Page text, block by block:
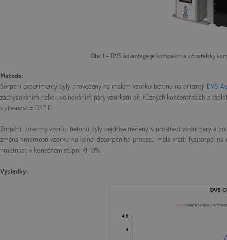
Obr. 1 – DVS Advantage je kompaktní a uživatelsky
Metoda:
Sorpční experimenty byly provedeny na malém vzorku betonu na přístroji DVS
zachycováním nebo uvolňováním páry vzorkem při různých koncentracích a
s přesností ± 0,1 ° C.
Sorpční izotermy vzorku betonu byly nejdříve měřeny v prostředí vodní páry a
změna hmotnosti vzorku na konci desorpčního procesu měla vrátit fyzisorpcí
hmotnosti v konečném stupni RH 0%.
Výsledky: